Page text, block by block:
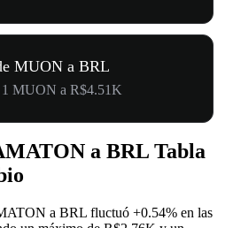
MUON a BRL
1 MUON a R$4.51K
a BRL Tabla
a BRL fluctuó +0.54% en las